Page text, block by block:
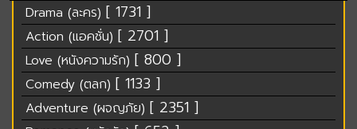
Drama (ละคร) [ 1731 ]
Action (แอคชั่น) [ 2701 ]
Love (หนังความรัก) [ 800 ]
Comedy (ตลก) [ 1133 ]
Adventure (ผจญภัย) [ 2351 ]